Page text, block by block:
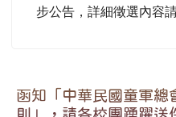
活動 管理員-活動公告|
總燦字第 112430 號函